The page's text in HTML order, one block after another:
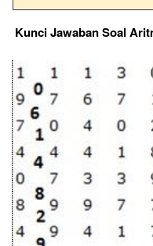
Kunci Jawaban Soal